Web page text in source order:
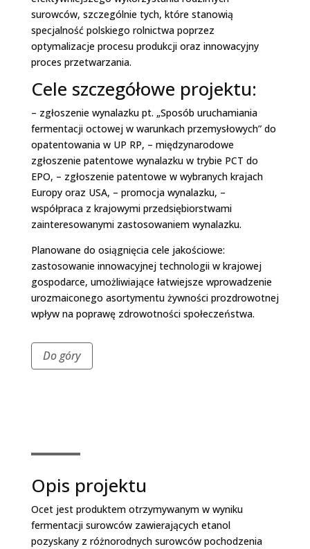
surowców, szczególnie tych, które stanowią
specjalność polskiego rolnictwa poprzez
optymalizacje procesu produkcji oraz innowacyjny
proces przetwarzania.
Cele szczegółowe projektu:
– zgłoszenie wynalazku pt. „Sposób uruchamiania
fermentacji octowej w warunkach przemysłowych” do
opatentowania w UP RP, – międzynarodowe
zgłoszenie patentowe wynalazku w trybie PCT do
EPO, – zgłoszenie patentowe w wybranych krajach
Europy oraz USA, – promocja wynalazku, –
współpraca z krajowymi przedsiębiorstwami
zainteresowanymi zastosowaniem wynalazku.
Planowane do osiągnięcia cele jakościowe:
zastosowanie innowacyjnej technologii w krajowej
gospodarce, umożliwiające łatwiejsze wprowadzenie
urozmaiconego asortymentu żywności prozdrowotnej
wpływ na poprawę zdrowotności społeczeństwa.
Do góry
Opis projektu
Ocet jest produktem otrzymywanym w wyniku
fermentacji surowców zawierających etanol
pozyskany z różnorodnych surowców pochodzenia